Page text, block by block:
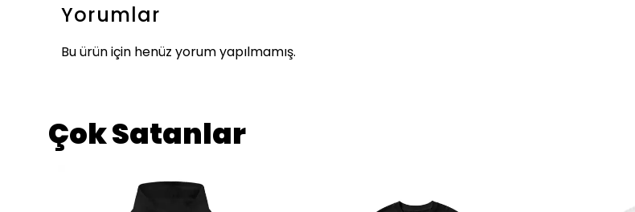
Yorumlar
Bu ürün için henüz yorum yapılmamış.
Çok Satanlar